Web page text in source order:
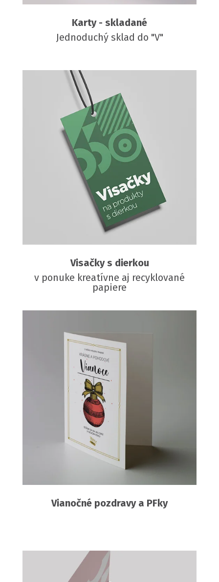
Karty - skladané
Jednoduchý sklad do "V"
Visačky s dierkou
v ponuke kreatívne aj recyklované
papiere
Vianočné pozdravy a PFky